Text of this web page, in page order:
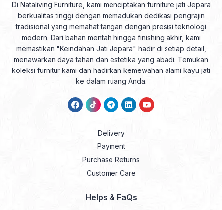
Di Nataliving Furniture, kami menciptakan furniture jati Jepara
berkualitas tinggi dengan memadukan dedikasi pengrajin
tradisional yang memahat tangan dengan presisi teknologi
modern. Dari bahan mentah hingga finishing akhir, kami
memastikan "Keindahan Jati Jepara" hadir di setiap detail,
menawarkan daya tahan dan estetika yang abadi. Temukan
koleksi furnitur kami dan hadirkan kemewahan alami kayu jati
ke dalam ruang Anda.
Delivery
Payment
Purchase Returns
Customer Care
Helps & FaQs